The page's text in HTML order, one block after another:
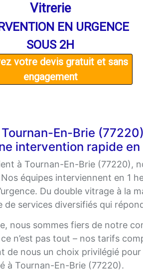
Vitrerie
EN URGENCE
SOUS 2H
votre devis gratuit et sans
engagement
En-Brie
intervention rapide
à Tournan-En-Brie (77220),
équipes interviennent en 1
Du double vitrage à la
services diversifiés qui
nous sommes fiers de notre
n’est pas tout – nos tarifs
nous un choix privilégié
à Tournan-En-Brie (77220).